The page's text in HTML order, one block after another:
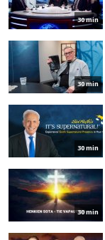
30 min
30 min
30 min
30 min